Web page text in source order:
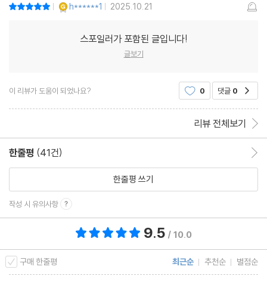
| h******1 | 2025.10.21
스포일러가 포함된 글입니다!
글보기
이 리뷰가 도움이 되었나요? 0 댓글 0
리뷰 전체보기
한줄평 (41건)
한줄평 쓰기
작성 시 유의사항
9.5 / 10.0
구매 한줄평 최근순 추천순 별점순